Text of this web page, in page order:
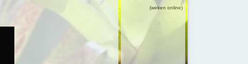
(weken online)